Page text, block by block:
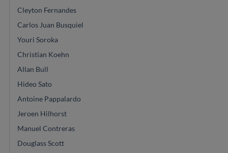
Cleyton Fernandes
Carlos Juan Busquiel
Youri Soroka
Christian Koehn
Allan Bull
Hideo Sato
Antoine Pappalardo
Jeroen Hilhorst
Manuel Contreras
Douglass Scott